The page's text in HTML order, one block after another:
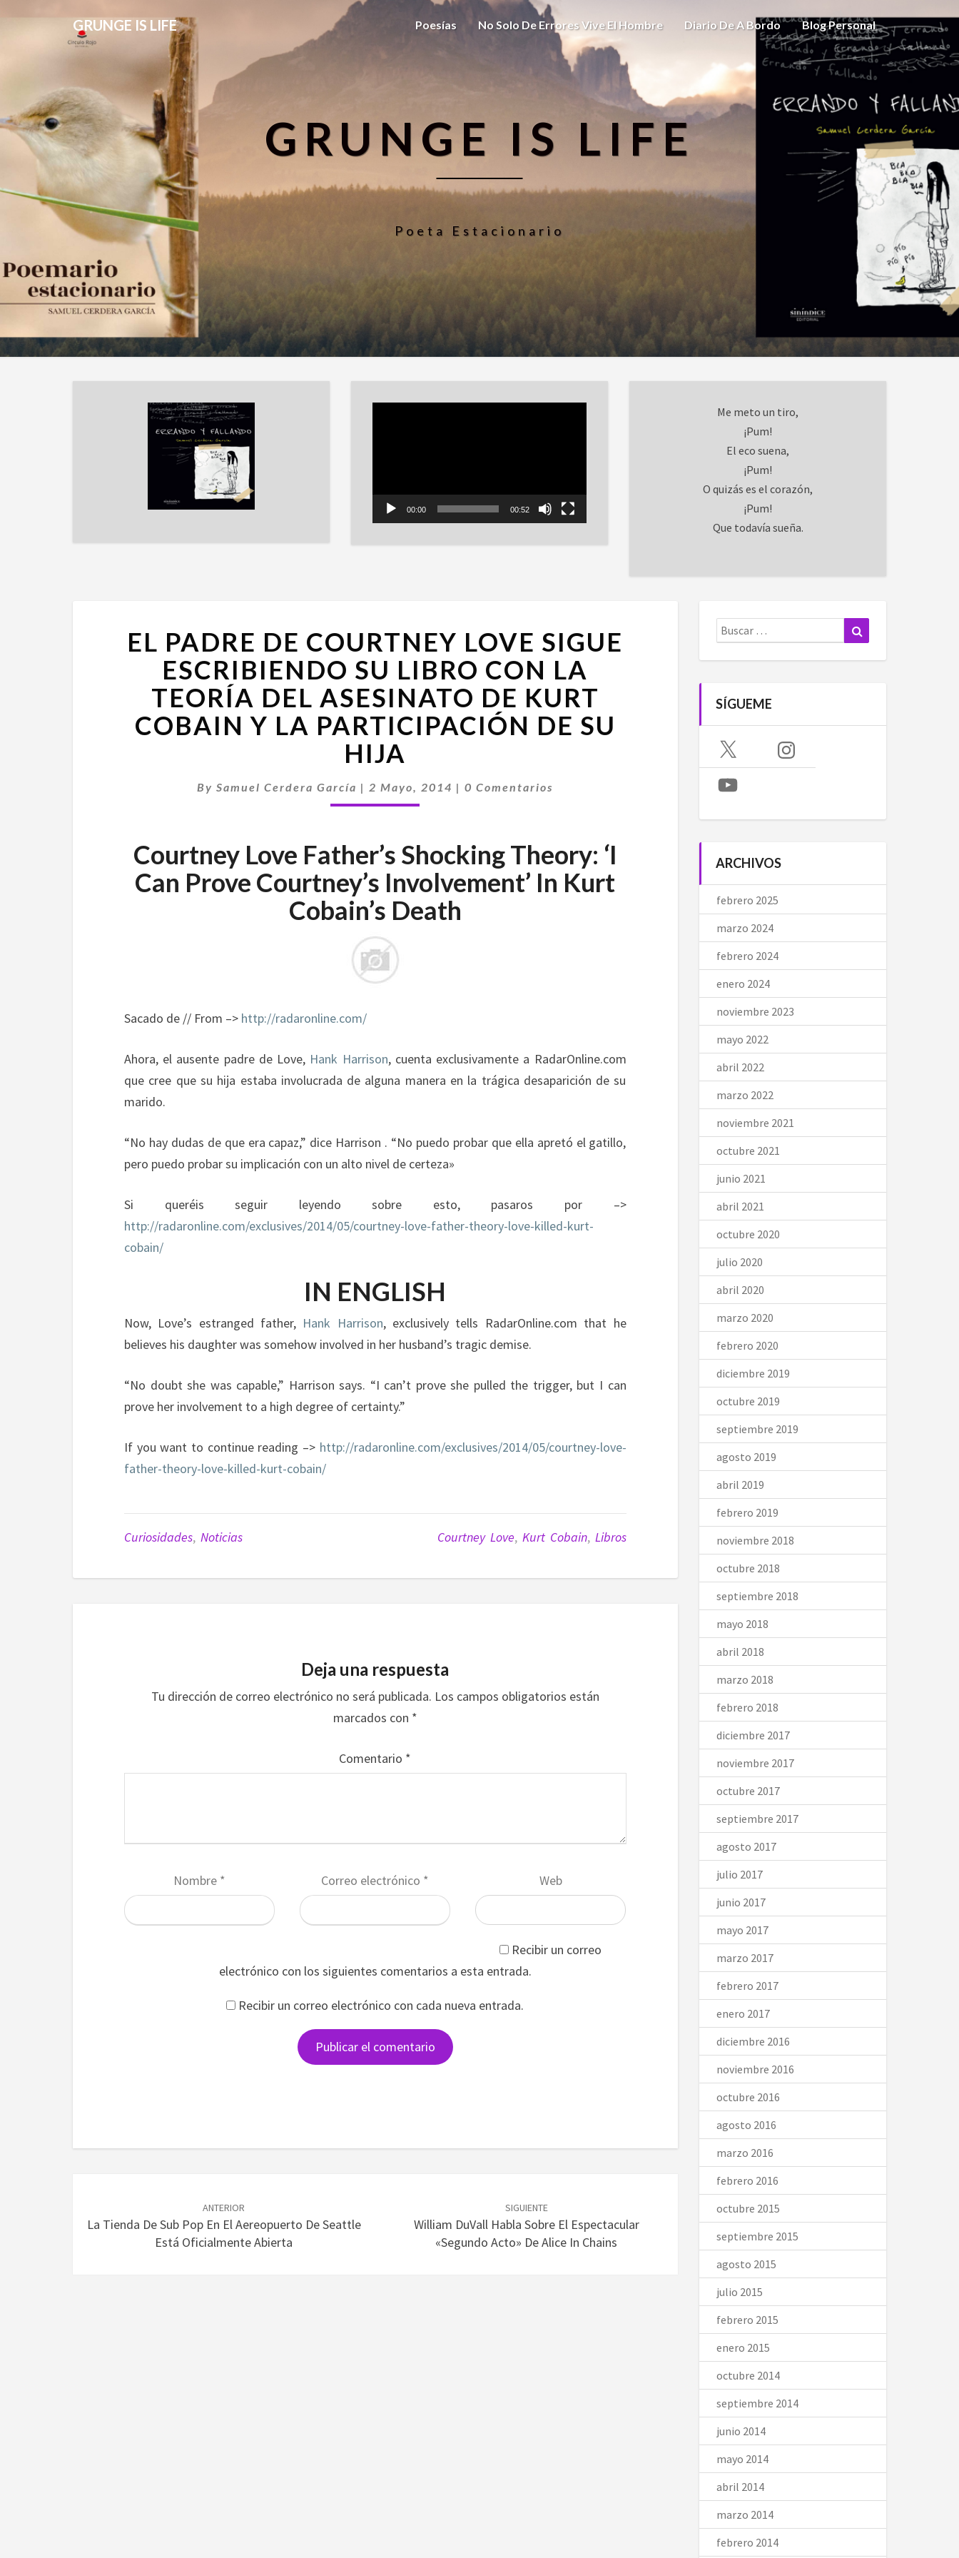
GRUNGE IS LIFE Poesías No Solo De Errores Vive El Hombre Diario De A Bordo Blog Personal
GRUNGE IS LIFE
Poeta Estacionario
00:00 00:52
Me meto un tiro,
¡Pum!
El eco suena,
¡Pum!
O quizás es el corazón,
¡Pum!
Que todavía sueña.
PADRE
DE
COURTNEY
LOVE
SIGUE
ESCRIBIENDO
SU
LIBRO
CON
LA
ASESINATO
DE
KURT
COBAIN
Y
LA
PARTICIPACIÓN
DE
EL PADRE DE COURTNEY LOVE SIGUE
ESCRIBIENDO SU LIBRO CON LA
TEORÍA DEL ASESINATO DE KURT
COBAIN Y LA PARTICIPACIÓN DE SU
HIJA
BySamuel Cerdera García | 2 Mayo, 2014 |Comentarios
0 Comentarios
Courtney Love Father’s Shocking Theory: ‘I
Can Prove Courtney’s Involvement’ In Kurt
Cobain’s Death
Sacado de // From –> http://radaronline.com/
Ahora, el ausente padre de Love, Hank Harrison, cuenta exclusivamente a RadarOnline.com
que cree que su hija estaba involucrada de alguna manera en la trágica desaparición de su
marido.
“No hay dudas de que era capaz,” dice Harrison . “No puedo probar que ella apretó el gatillo,
pero puedo probar su implicación con un alto nivel de certeza»
Si queréis seguir leyendo sobre esto, pasaros por –>
http://radaronline.com/exclusives/2014/05/courtney-love-father-theory-love-killed-kurt-
cobain/
IN ENGLISH
Now, Love’s estranged father, Hank Harrison, exclusively tells RadarOnline.com that he
believes his daughter was somehow involved in her husband’s tragic demise.
“No doubt she was capable,” Harrison says. “I can’t prove she pulled the trigger, but I can
prove her involvement to a high degree of certainty.”
If you want to continue reading –> http://radaronline.com/exclusives/2014/05/courtney-love-
father-theory-love-killed-kurt-cobain/
Curiosidades, Noticias Courtney Love, Kurt Cobain, Libros
Deja una respuesta
Tu dirección de correo electrónico no será publicada. Los campos obligatorios están
marcados con *
Comentario *
Nombre * Correo electrónico * Web
Recibir un correo
electrónico con los siguientes comentarios a esta entrada.
Recibir un correo electrónico con cada nueva entrada.
entradas
ANTERIOR
La Tienda De Sub Pop En El Aereopuerto De Seattle
Está Oficialmente Abierta
SIGUIENTE
William DuVall Habla Sobre El Espectacular
«segundo Acto» De Alice In Chains
Buscar:
SÍGUEME
X Instagram
YouTube
ARCHIVOS
febrero 2025
marzo 2024
febrero 2024
enero 2024
noviembre 2023
mayo 2022
abril 2022
marzo 2022
noviembre 2021
octubre 2021
junio 2021
abril 2021
octubre 2020
julio 2020
abril 2020
marzo 2020
febrero 2020
diciembre 2019
octubre 2019
septiembre 2019
agosto 2019
abril 2019
febrero 2019
noviembre 2018
octubre 2018
septiembre 2018
mayo 2018
abril 2018
marzo 2018
febrero 2018
diciembre 2017
noviembre 2017
octubre 2017
septiembre 2017
agosto 2017
julio 2017
junio 2017
mayo 2017
marzo 2017
febrero 2017
enero 2017
diciembre 2016
noviembre 2016
octubre 2016
agosto 2016
marzo 2016
febrero 2016
octubre 2015
septiembre 2015
agosto 2015
julio 2015
febrero 2015
enero 2015
octubre 2014
septiembre 2014
junio 2014
mayo 2014
abril 2014
marzo 2014
febrero 2014